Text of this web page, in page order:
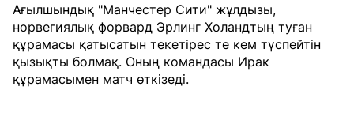
Ағылшындық "Манчестер Сити" жұлдызы,
норвегиялық форвард Эрлинг Холандтың туған
құрамасы қатысатын текетірес те кем түспейтін
қызықты болмақ. Оның командасы Ирак
құрамасымен матч өткізеді.